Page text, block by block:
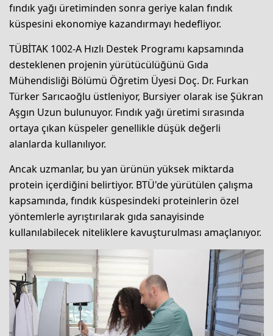
fındık yağı üretiminden sonra geriye kalan fındık
küspesini ekonomiye kazandırmayı hedefliyor.
TÜBİTAK 1002-A Hızlı Destek Programı kapsamında
desteklenen projenin yürütücülüğünü Gıda
Mühendisliği Bölümü Öğretim Üyesi Doç. Dr. Furkan
Türker Sarıcaoğlu üstleniyor, Bursiyer olarak ise Şükran
Aşgın Uzun bulunuyor. Fındık yağı üretimi sırasında
ortaya çıkan küspeler genellikle düşük değerli
alanlarda kullanılıyor.
Ancak uzmanlar, bu yan ürünün yüksek miktarda
protein içerdiğini belirtiyor. BTÜ'de yürütülen çalışma
kapsamında, fındık küspesindeki proteinlerin özel
yöntemlerle ayrıştırılarak gıda sanayisinde
kullanılabilecek niteliklere kavuşturulması amaçlanıyor.